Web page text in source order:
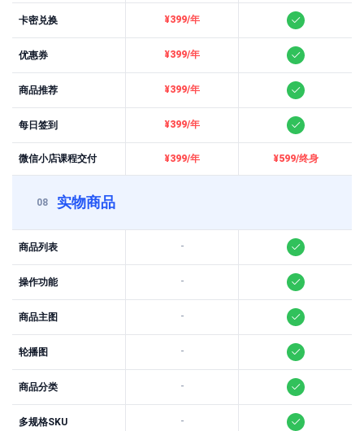
卡密兑换 ¥399/年
优惠券 ¥399/年
商品推荐 ¥399/年
每日签到 ¥399/年
微信小店课程交付 ¥399/年 ¥599/终身
08 实物商品
商品列表 -
操作功能 -
商品主图 -
轮播图 -
商品分类 -
多规格SKU -